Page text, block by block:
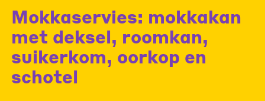
Mokkaservies: mokkakan
met deksel, roomkan,
suikerkom, oorkop en
schotel